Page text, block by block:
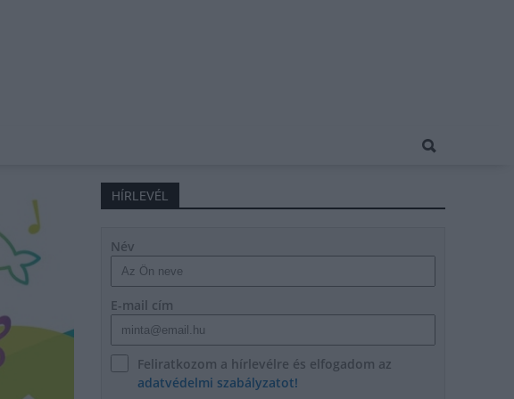
HÍRLEVÉL
Név
E-mail cím
Feliratkozom a hírlevélre és elfogadom az
adatvédelmi szabályzatot!